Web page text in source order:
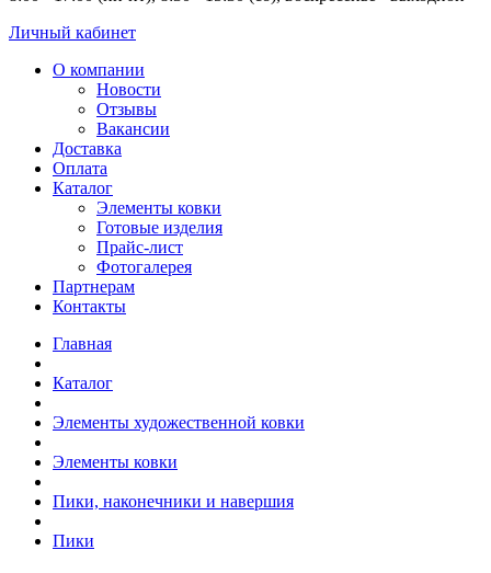
Личный кабинет
О компании
Новости
Отзывы
Вакансии
Доставка
Оплата
Каталог
Элементы ковки
Готовые изделия
Прайс-лист
Фотогалерея
Партнерам
Контакты
Главная
Каталог
Элементы художественной ковки
Элементы ковки
Пики, наконечники и навершия
Пики